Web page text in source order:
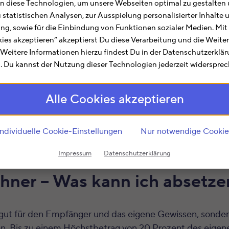
diese Technologien, um unsere Webseiten optimal zu gestalten
statistischen Analysen, zur Ausspielung personalisierter Inhalte
sowie für die Einbindung von Funktionen sozialer Medien.
akzeptieren“ akzeptierst Du diese Verarbeitung und die
Informationen hierzu findest Du in der
Du kannst der Nutzung dieser Technologien jederzeit
Alle Cookies akzeptieren
Cookie-Einstellungen Nur notwendige
Impressum Datenschutzerklärung
absetzen ist bis zu 20 % des
Spenden nachweisen. Am besten mit einer
von 200 € wird oft auch ein Kontoauszug
um Deine Steuerersparnis zu berechnen
– Was kann ich
für den Empfänger und das eigene Gewissen,